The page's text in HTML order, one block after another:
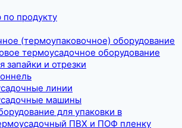
продукту
(термоупаковочное) оборудование
термоусадочное оборудование
запайки и отрезки
линии
машины
для упаковки в
ПВХ и ПОФ пленку